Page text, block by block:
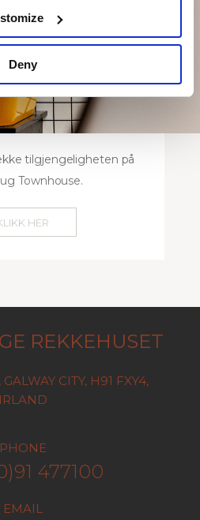
Deny
tilgjengeligheten på
Townhouse.
HER
REKKEHUSET
CITY, H91 FXY4,
IRLAND
PHONE
477100
EMAIL